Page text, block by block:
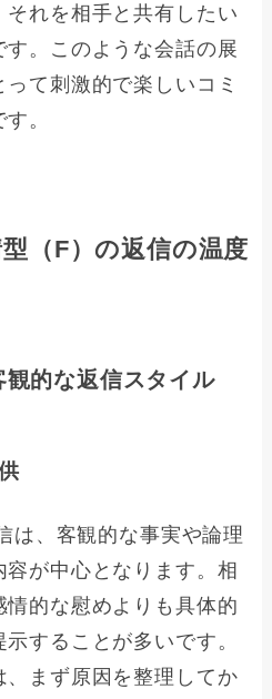
それを相手と共有したい
す。このような会話の展
て刺激的で楽しいコミ
。
（F）の返信の温度
的な返信スタイル
は、客観的な事実や論理
が中心となります。相
的な慰めよりも具体的
することが多いです。
、まず原因を整理してか